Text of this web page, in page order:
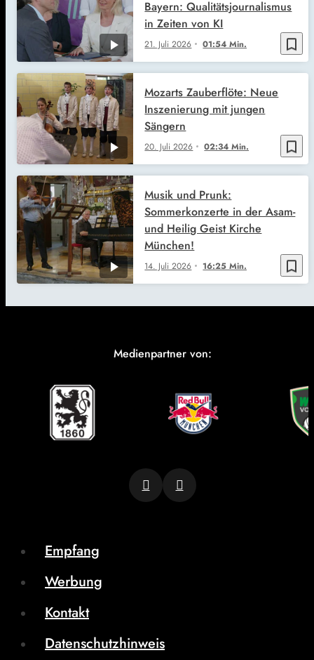
bookmark_border
21. Juli 2026 01:54 Min.
Bayern: Qualitätsjournalismus
in Zeiten von KI
bookmark_border
20. Juli 2026 02:34 Min.
Mozarts Zauberflöte: Neue
Inszenierung mit jungen
Sängern
bookmark_border
14. Juli 2026 16:25 Min.
Musik und Prunk:
Sommerkonzerte in der Asam-
und Heilig Geist Kirche
München!
Medienpartner von:
Empfang
Werbung
Kontakt
Datenschutzhinweis